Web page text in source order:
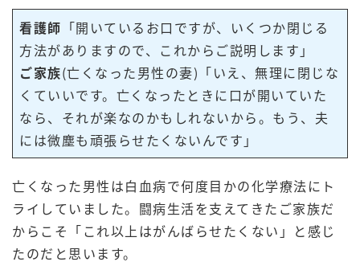
看護師 「開いているお口ですが、いくつか閉じる
方法がありますので、これからご説明します」
ご家族(亡くなった男性の妻)「いえ、無理に閉じな
くていいです。亡くなったときに口が開いていた
なら、それが楽なのかもしれないから。もう、夫
には微塵も頑張らせたくないんです」
亡くなった男性は白血病で何度目かの化学療法にト
ライしていました。闘病生活を支えてきたご家族だ
からこそ「これ以上はがんばらせたくない」と感じ
たのだと思います。